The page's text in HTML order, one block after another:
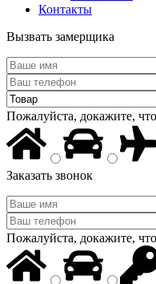
Контакты
Вызвать замерщика
Пожалуйста, докажите,
Заказать звонок
Пожалуйста, докажите,